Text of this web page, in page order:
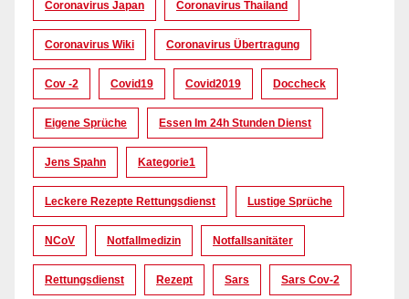
Coronavirus Japan Coronavirus Thailand
Coronavirus Wiki Coronavirus Übertragung
Cov -2 Covid19 Covid2019 Doccheck
Eigene Sprüche Essen Im 24h Stunden Dienst
Jens Spahn Kategorie1
Leckere Rezepte Rettungsdienst Lustige Sprüche
NCoV Notfallmedizin Notfallsanitäter
Rettungsdienst Rezept Sars Sars Cov-2